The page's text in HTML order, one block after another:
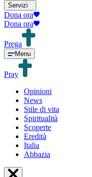
Servizi
Dona ora
Dona ora
Prega
Menu
Pray
Opinioni
News
Stile di vita
Spiritualità
Scoperte
Eredità
Italia
Abbazia